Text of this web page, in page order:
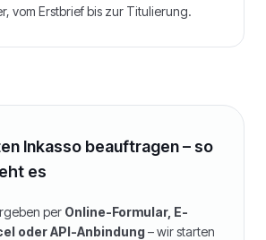
vom Erstbrief bis zur Titulierung.
Inkasso beauftragen – so
es
per Online-Formular, E-
oder API-Anbindung– wir starten